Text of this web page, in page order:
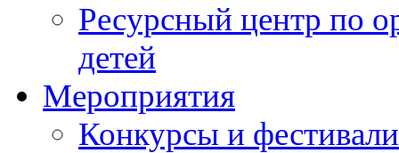
Ресурсный центр по
детей
Мероприятия
Конкурсы и фестивали